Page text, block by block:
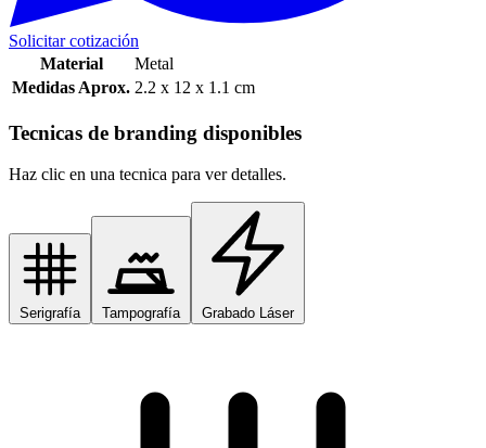
Solicitar cotización
Material
Metal
Medidas Aprox. 2.2 x 12 x 1.1 cm
Tecnicas de branding disponibles
Haz clic en una tecnica para ver detalles.
Serigrafía Tampografía Grabado Láser